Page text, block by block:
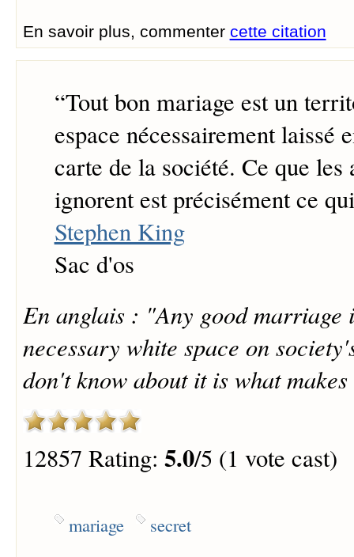
En savoir plus, commenter cette citation
“Tout bon mariage est un
espace nécessairement laissé
carte de la société. Ce que les
ignorent est précisément ce
Stephen King
Sac d'os
En anglais : "Any good
necessary white space on
don't know about it is what
12857 Rating: 5.0/5 (1 vote cast)
mariage secret